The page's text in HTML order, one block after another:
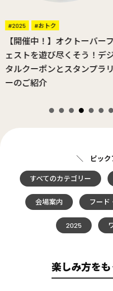
#2025 #おススメ
ヤマハの「ストリートエレク
トーン」が登場！
＼ ピッ
すべてのカテゴリー
会場案内 フード
2025
楽しみ方を